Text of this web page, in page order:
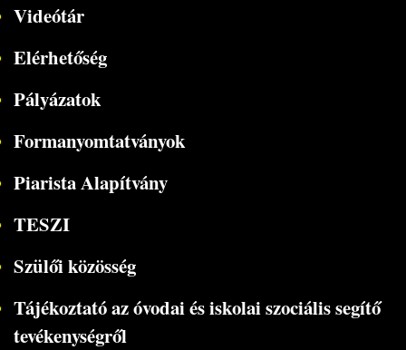
Videótár
Elérhetőség
Pályázatok
Formanyomtatványok
Piarista Alapítvány
TESZI
Szülői közösség
Tájékoztató az óvodai és iskolai szociális segítő
tevékenységről